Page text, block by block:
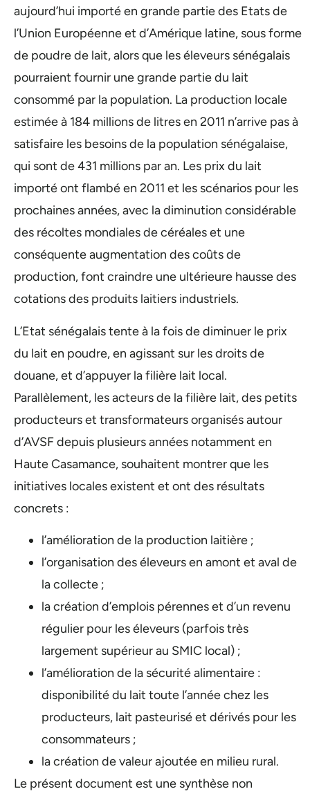
aujourd’hui importé en grande partie des Etats de
l’Union Européenne et d’Amérique latine, sous forme
de poudre de lait, alors que les éleveurs sénégalais
pourraient fournir une grande partie du lait
consommé par la population. La production locale
estimée à 184 millions de litres en 2011 n’arrive pas à
satisfaire les besoins de la population sénégalaise,
qui sont de 431 millions par an. Les prix du lait
importé ont flambé en 2011 et les scénarios pour les
prochaines années, avec la diminution considérable
des récoltes mondiales de céréales et une
conséquente augmentation des coûts de
production, font craindre une ultérieure hausse des
cotations des produits laitiers industriels.
L’Etat sénégalais tente à la fois de diminuer le prix
du lait en poudre, en agissant sur les droits de
douane, et d’appuyer la filière lait local.
Parallèlement, les acteurs de la filière lait, des petits
producteurs et transformateurs organisés autour
d’AVSF depuis plusieurs années notamment en
Haute Casamance, souhaitent montrer que les
initiatives locales existent et ont des résultats
concrets :
l’amélioration de la production laitière ;
l’organisation des éleveurs en amont et aval de
la collecte ;
la création d’emplois pérennes et d’un revenu
régulier pour les éleveurs (parfois très
largement supérieur au SMIC local) ;
l’amélioration de la sécurité alimentaire :
disponibilité du lait toute l’année chez les
producteurs, lait pasteurisé et dérivés pour les
consommateurs ;
la création de valeur ajoutée en milieu rural.
Le présent document est une synthèse non